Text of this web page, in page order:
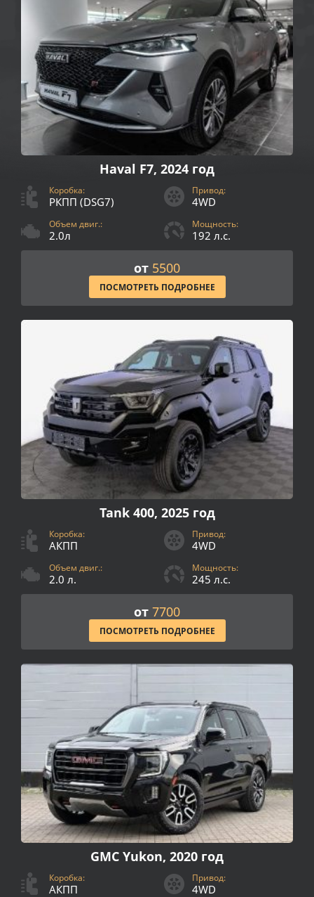
Haval F7, 2024 год
Коробка:
РКПП (DSG7)
Привод:
4WD
Объем двиг.:
2.0л
Мощность:
192 л.с.
от 5500
ПОСМОТРЕТЬ ПОДРОБНЕЕ
Tank 400, 2025 год
Коробка:
АКПП
Привод:
4WD
Объем двиг.:
2.0 л.
Мощность:
245 л.с.
от 7700
ПОСМОТРЕТЬ ПОДРОБНЕЕ
GMC Yukon, 2020 год
Коробка:
АКПП
Привод:
4WD